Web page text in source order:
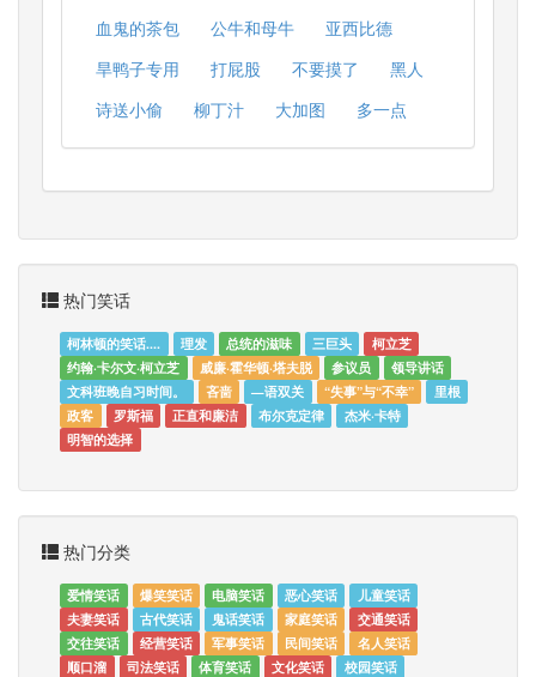
血鬼的茶包
公牛和母牛
亚西比德
旱鸭子专用
打屁股 不要摸了
黑人
诗送小偷
柳丁汁 大加图 多一点
热门笑话
柯林顿的笑话.... 理发 总统的滋味 三巨头
柯立芝
约翰·卡尔文·柯立芝
威廉·霍华顿·塔夫脱 参议员
领导讲话
文科班晚自习时间。
吝啬 —语双关 “失事”与“不幸”
里根
政客
罗斯福 正直和廉洁 布尔克定律
杰米·卡特
明智的选择
热门分类
爱情笑话 爆笑笑话 电脑笑话 恶心笑话
儿童笑话
夫妻笑话
古代笑话 鬼话笑话 家庭笑话
交通笑话
交往笑话
经营笑话 军事笑话 民间笑话
名人笑话
顺口溜
司法笑话 体育笑话 文化笑话 校园笑话